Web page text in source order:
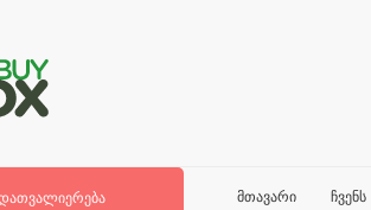
მთავარი ჩვენს